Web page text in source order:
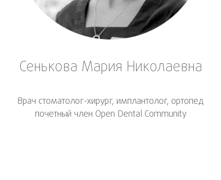
Сенькова Мария Николаевна
Врач стоматолог-хирург, имплантолог, ортопед
почетный член Open Dental Community